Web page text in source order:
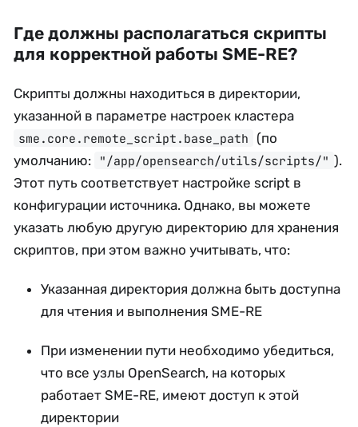
Где должны располагаться скрипты
для корректной работы SME-RE?
Скрипты должны находиться в директории,
указанной в параметре настроек кластера
sme.core.remote_script.base_path
(по
умолчанию:
"/app/opensearch/utils/scripts/" ).
Этот путь соответствует настройке script в
конфигурации источника. Однако, вы можете
указать любую другую директорию для хранения
скриптов, при этом важно учитывать, что:
Указанная директория должна быть доступна
для чтения и выполнения SME-RE
При изменении пути необходимо убедиться,
что все узлы OpenSearch, на которых
работает SME-RE, имеют доступ к этой
директории